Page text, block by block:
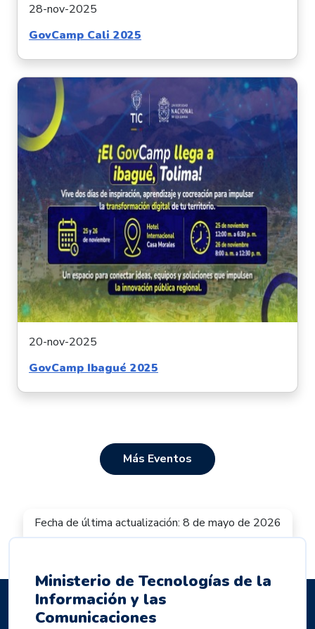
28-nov-2025
GovCamp Cali 2025
20-nov-2025
GovCamp Ibagué 2025
Más Eventos
Fecha de última actualización: 8 de mayo de 2026
Ministerio de Tecnologías de la
Información y las
Comunicaciones